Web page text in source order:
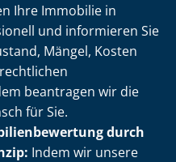
Ihre Immobilie in
und informieren Sie
Mängel, Kosten
beantragen wir die
für Sie.
durch
Indem wir unsere